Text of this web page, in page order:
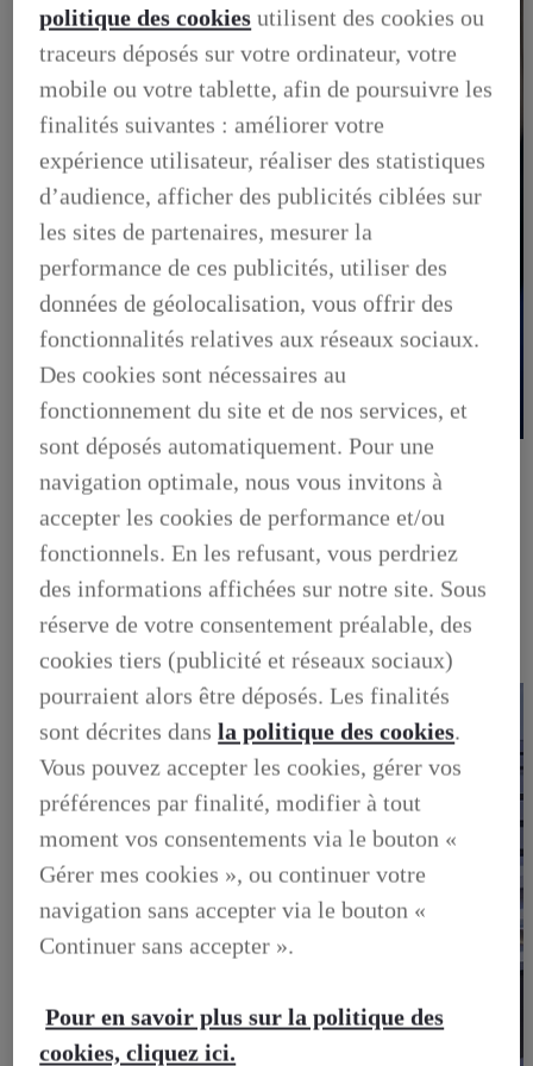
OFFRES DU MOMENT
DÉCOUVREZ TOUTES NOS OFFRES
OFFRES DU MOMENT, DÉCOUVREZ TOUTES NOS
OFFRES
OCCASIONS
NOTRE STOCK D'OCCASIONS
VENDEZ VOTRE VEHICULE
GARANTIE LEXUS PREFERENCE
LIVRET DE BIENVENUE
FOIRE AUX QUESTIONS
politique des cookies utilisent des cookies ou
traceurs déposés sur votre ordinateur, votre
mobile ou votre tablette, afin de poursuivre les
finalités suivantes : améliorer votre
expérience utilisateur, réaliser des statistiques
d’audience, afficher des publicités ciblées sur
les sites de partenaires, mesurer la
performance de ces publicités, utiliser des
données de géolocalisation, vous offrir des
fonctionnalités relatives aux réseaux sociaux.
Des cookies sont nécessaires au
fonctionnement du site et de nos services, et
sont déposés automatiquement. Pour une
navigation optimale, nous vous invitons à
accepter les cookies de performance et/ou
fonctionnels. En les refusant, vous perdriez
des informations affichées sur notre site. Sous
réserve de votre consentement préalable, des
cookies tiers (publicité et réseaux sociaux)
pourraient alors être déposés. Les finalités
sont décrites dansla politique des cookies.
Vous pouvez accepter les cookies, gérer vos
préférences par finalité, modifier à tout
moment vos consentements via le bouton «
Gérer mes cookies », ou continuer votre
navigation sans accepter via le bouton «
Continuer sans accepter ».
Pour en savoir plus sur la politique des
cookies, cliquez ici.